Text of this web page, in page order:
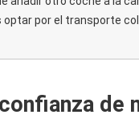
optar por el transporte
de